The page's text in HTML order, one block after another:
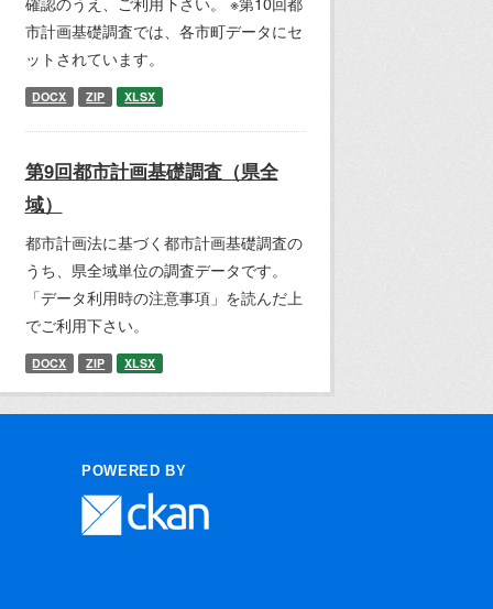
市計画基礎調査では、各市町データにセ
ットされています。
DOCX ZIP XLSX
第9回都市計画基礎調査（県全
域）
都市計画法に基づく都市計画基礎調査の
うち、県全域単位の調査データです。
「データ利用時の注意事項」を読んだ上
でご利用下さい。
DOCX ZIP XLSX
POWERED BY